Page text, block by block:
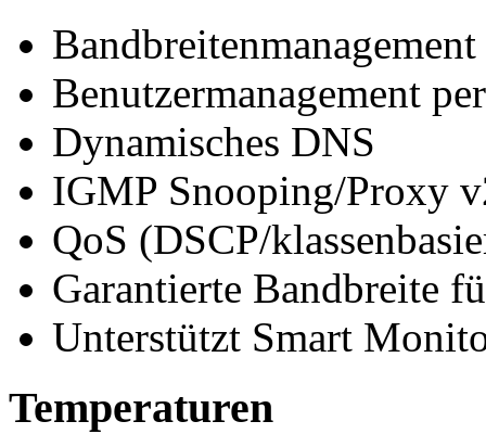
Benutzermanagement
Dynamisches DNS
IGMP Snooping/Proxy
QoS (DSCP/
Garantierte Bandbreite
Unterstützt Smart
Temperaturen